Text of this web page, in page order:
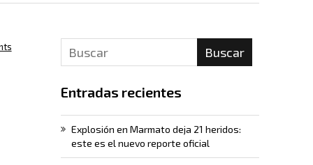
Buscar
Entradas recientes
Explosión en Marmato deja 21 heridos:
este es el nuevo reporte oficial